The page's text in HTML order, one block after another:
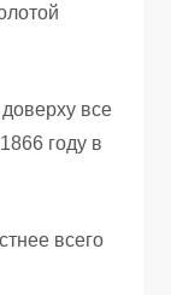
все
году в
всего